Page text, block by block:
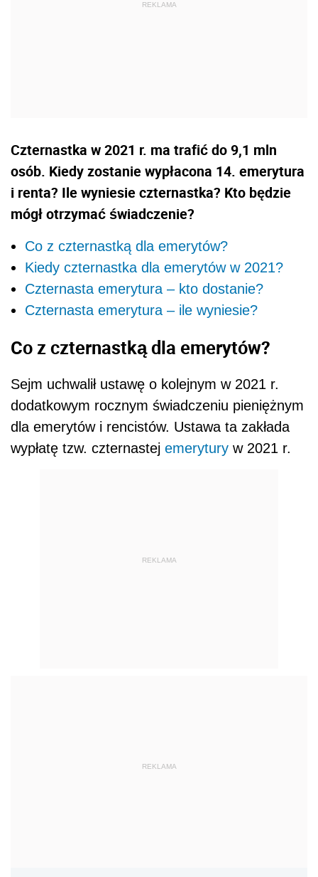
Czternastka w 2021 r. ma trafić do 9,1 mln
osób. Kiedy zostanie wypłacona 14. emerytura
i renta? Ile wyniesie czternastka? Kto będzie
mógł otrzymać świadczenie?
Co z czternastką dla emerytów?
Kiedy czternastka dla emerytów w 2021?
Czternasta emerytura – kto dostanie?
Czternasta emerytura – ile wyniesie?
Co z czternastką dla emerytów?
Sejm uchwalił ustawę o kolejnym w 2021 r.
dodatkowym rocznym świadczeniu pieniężnym
dla emerytów i rencistów. Ustawa ta zakłada
wypłatę tzw. czternastej emerytury w 2021 r.
REKLAMA
REKLAMA